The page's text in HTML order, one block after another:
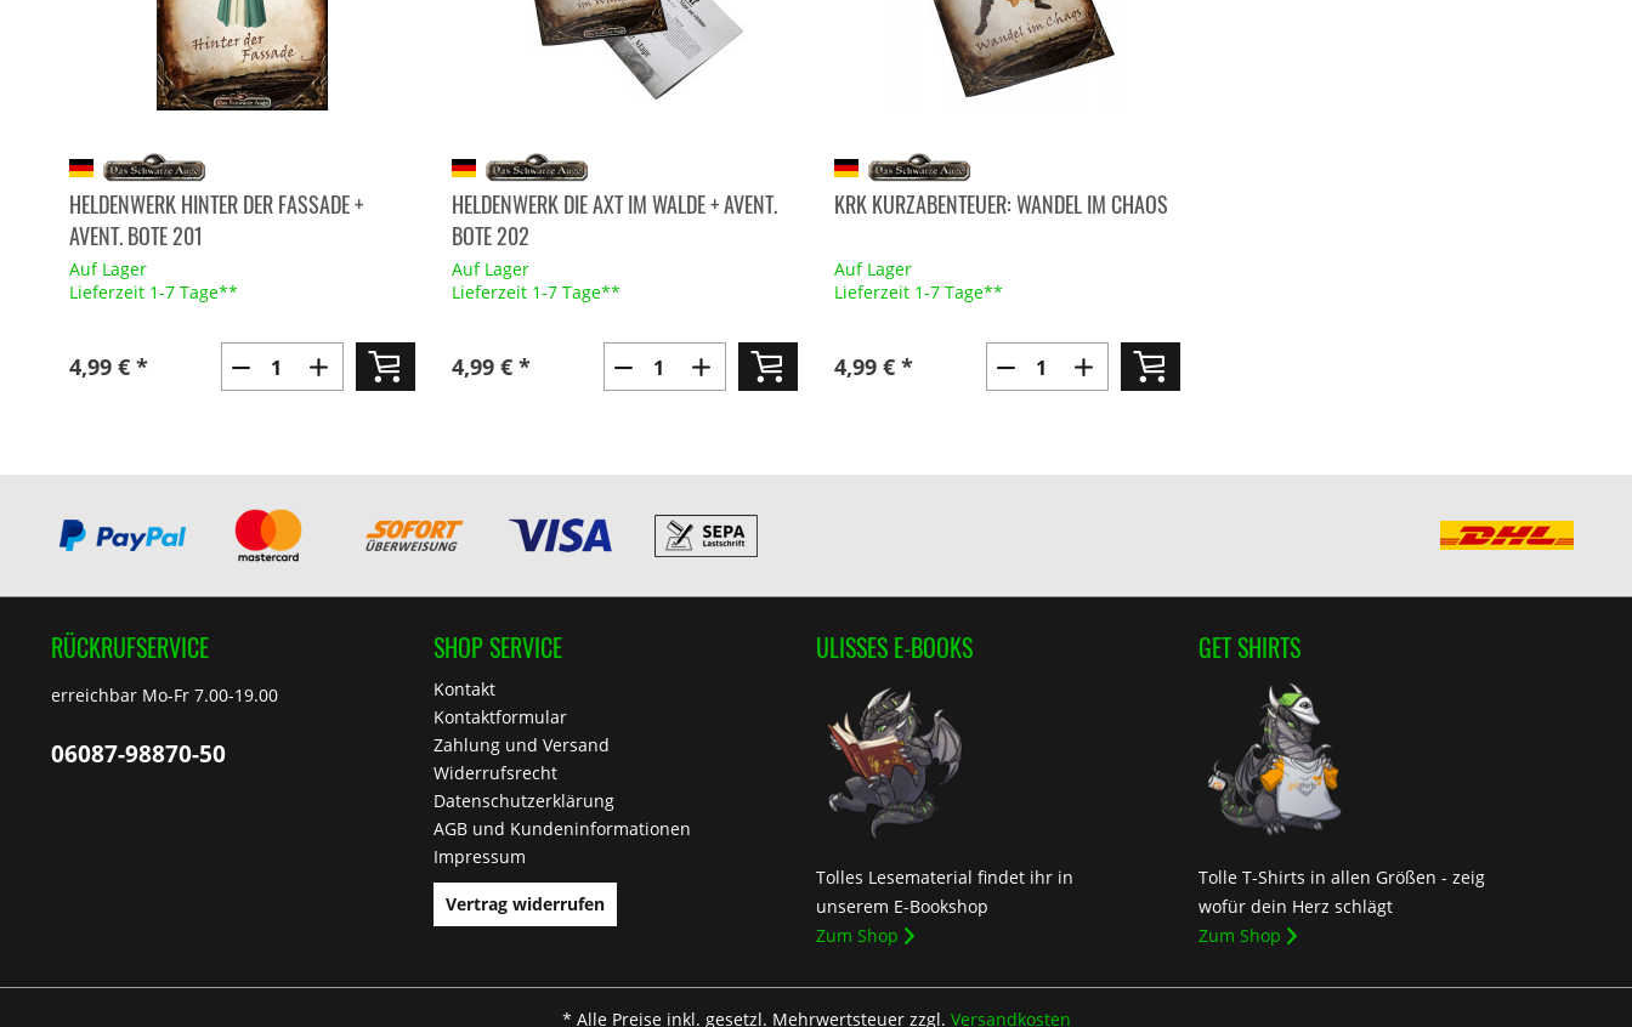
HELDENWERK HINTER DER FASSADE +
AVENT. BOTE 201
Auf Lager
Lieferzeit 1-7 Tage**
4,99 € *
HELDENWERK DIE AXT IM WALDE + AVENT.
BOTE 202
Auf Lager
Lieferzeit 1-7 Tage**
4,99 € *
KRK KURZABENTEUER: WANDEL IM CHAOS
Auf Lager
Lieferzeit 1-7 Tage**
4,99 € *
RÜCKRUFSERVICE
erreichbar Mo-Fr 7.00-19.00
06087-98870-50
SHOP SERVICE
Kontakt
Kontaktformular
Zahlung und Versand
Widerrufsrecht
Datenschutzerklärung
AGB und Kundeninformationen
Impressum
Vertrag widerrufen
ULISSES E-BOOKS
Tolles Lesematerial findet ihr in
unserem E-Bookshop
Zum Shop
GET SHIRTS
Tolle T-Shirts in allen Größen - zeig
wofür dein Herz schlägt
Zum Shop
* Alle Preise inkl. gesetzl. Mehrwertsteuer zzgl. Versandkosten